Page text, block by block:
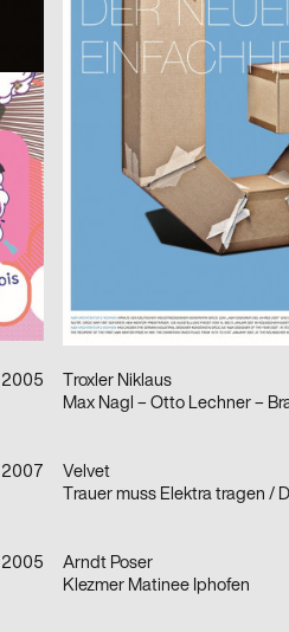
Zwölf
In Our Nature
2007
2006
Tristan Schmitz
Diplomrundgang
2007
2 Jahre – 2 Dimensionen
2005
Troxler Niklaus
Max Nagl – Otto Lechner –
2007
Velvet
2005
Arndt Poser
Klezmer Matinee Iphofen